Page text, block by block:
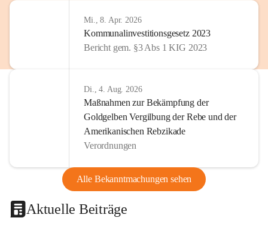
Mi., 8. Apr. 2026
Kommunalinvestitionsgesetz 2023
Bericht gem. §3 Abs 1 KIG 2023
Di., 4. Aug. 2026
Maßnahmen zur Bekämpfung der
Goldgelben Vergilbung der Rebe und der
Amerikanischen Rebzikade
Verordnungen
Alle Bekanntmachungen sehen
Aktuelle Beiträge